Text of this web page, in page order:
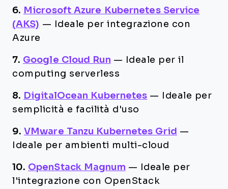
6. Microsoft Azure Kubernetes Service
(AKS) —
Ideale per integrazione con
Azure
7. Google Cloud Run —
Ideale per il
computing serverless
8. DigitalOcean Kubernetes —
Ideale per
semplicità e facilità d'uso
9. VMware Tanzu Kubernetes Grid —
Ideale per ambienti multi-cloud
10. OpenStack Magnum —
Ideale per
l'integrazione con OpenStack